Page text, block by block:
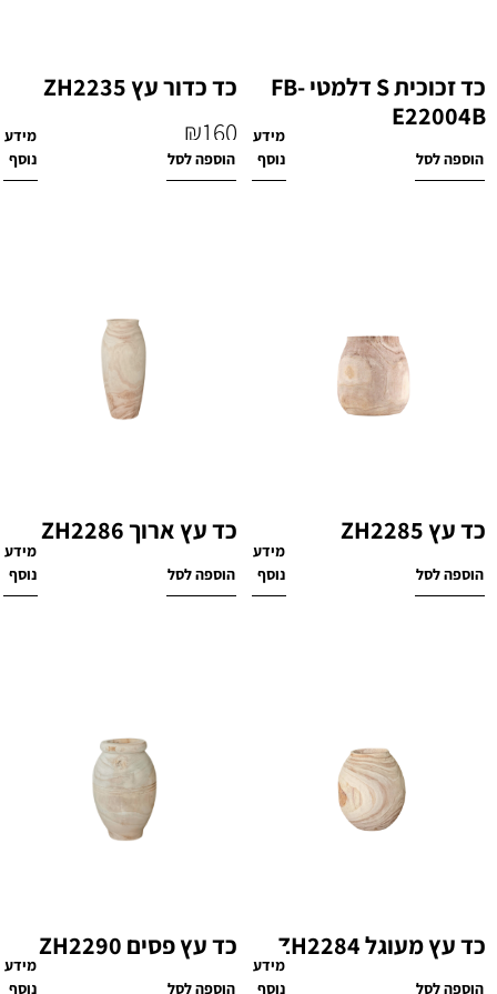
כד זכוכית S דלמטי FB-
E22004B
₪440
הוספה לסל
מידע
נוסף
כד כדור עץ ZH2235
₪160
הוספה לסל
מידע
נוסף
כד עץ ZH2285
₪180
הוספה לסל
מידע
נוסף
כד עץ ארוך ZH2286
₪300
הוספה לסל
מידע
נוסף
כד עץ מעוגל ZH2284
הוספה לסל
מידע
נוסף
כד עץ פסים ZH2290
הוספה לסל
מידע
נוסף